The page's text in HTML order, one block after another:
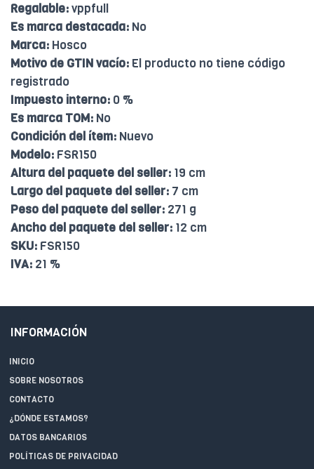
Regalable:vppfull
Es marca destacada: No
Marca: Hosco
Motivo de GTIN vacío: El producto no tiene código
registrado
Impuesto interno: 0 %
Es marca TOM: No
Condición del ítem: Nuevo
Modelo: FSR150
Altura del paquete del seller: 19 cm
Largo del paquete del seller: 7 cm
Peso del paquete del seller: 271 g
Ancho del paquete del seller: 12 cm
SKU: FSR150
IVA: 21 %
INFORMACIÓN
INICIO
SOBRE NOSOTROS
CONTACTO
¿DÓNDE ESTAMOS?
DATOS BANCARIOS
POLÍTICAS DE PRIVACIDAD